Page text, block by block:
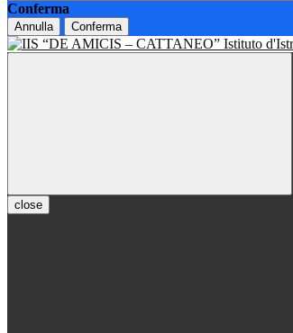
Conferma
Annulla Conferma
Istituto
close